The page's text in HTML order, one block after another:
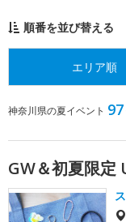
順番を並び替える
エリア順
神奈川県の夏イベント 97
GW＆初夏限定